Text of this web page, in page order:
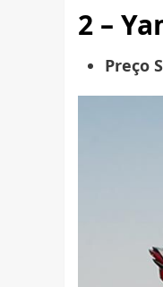
2 –
Preço